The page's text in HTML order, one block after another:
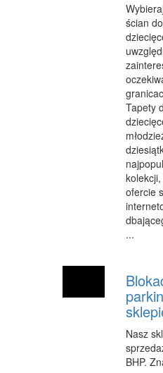
CZĘŚCI
USŁUGI
PUBLIC
AGENCJE
MATERIAŁY
IMPREZY
ścian
Tapety
ofercie
...
Nasz
BHP.